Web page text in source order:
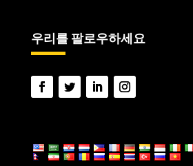
우리를 팔로우하세요